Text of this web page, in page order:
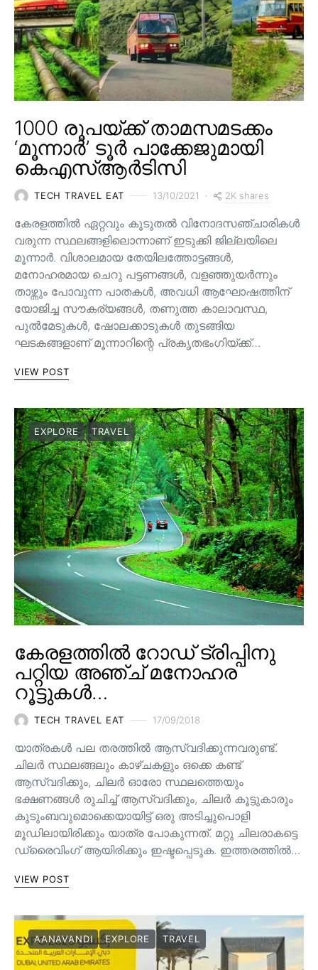
1000 രൂപയ്ക്ക് താമസമടക്കം
‘മൂന്നാർ’ ടൂർ പാക്കേജുമായി
കെഎസ്ആർടിസി
TECH TRAVEL EAT 13/10/2021 2K shares
കേരളത്തിൽ ഏറ്റവും കൂടുതൽ വിനോദസഞ്ചാരികൾ
വരുന്ന സ്ഥലങ്ങളിലൊന്നാണ് ഇടുക്കി ജില്ലയിലെ
മൂന്നാർ. വിശാലമായ തേയിലത്തോട്ടങ്ങള്‍,
മനോഹരമായ ചെറു പട്ടണങ്ങള്‍, വളഞ്ഞുയര്‍ന്നും
താഴ്ന്നും പോവുന്ന പാതകള്‍, അവധി ആഘോഷത്തിന്
യോജിച്ച സൗകര്യങ്ങള്‍, തണുത്ത കാലാവസ്ഥ,
പുൽമേടുകൾ, ഷോലക്കാടുകൾ തുടങ്ങിയ
ഘടകങ്ങളാണ് മൂന്നാറിന്റെ പ്രകൃതഭംഗിയ്ക്ക്…
VIEW POST
EXPLORE TRAVEL
കേരളത്തിൽ റോഡ് ട്രിപ്പിനു
പറ്റിയ അഞ്ച് മനോഹര
റൂട്ടുകൾ…
TECH TRAVEL EAT 17/09/2018
യാത്രകൾ പല തരത്തിൽ ആസ്വദിക്കുന്നവരുണ്ട്.
ചിലർ സ്ഥലങ്ങലും കാഴ്ചകളും ഒക്കെ കണ്ട്
ആസ്വദിക്കും, ചിലർ ഓരോ സ്ഥലത്തെയും
ഭക്ഷണങ്ങൾ രുചിച്ച് ആസ്വദിക്കും, ചിലർ കൂട്ടുകാരും
കുടുംബവുമൊക്കെയായിട്ട് ഒരു അടിച്ചുപൊളി
മൂഡിലായിരിക്കും യാത്ര പോകുന്നത്. മറ്റു ചിലരാകട്ടെ
ഡ്രൈവിംഗ് ആയിരിക്കും ഇഷ്ടപ്പെടുക. ഇത്തരത്തിൽ…
VIEW POST
AANAVANDI EXPLORE TRAVEL